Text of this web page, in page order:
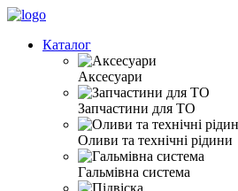
Каталог
Аксесуари
Запчастини для ТО
Оливи та технічні рідини
Гальмівна система